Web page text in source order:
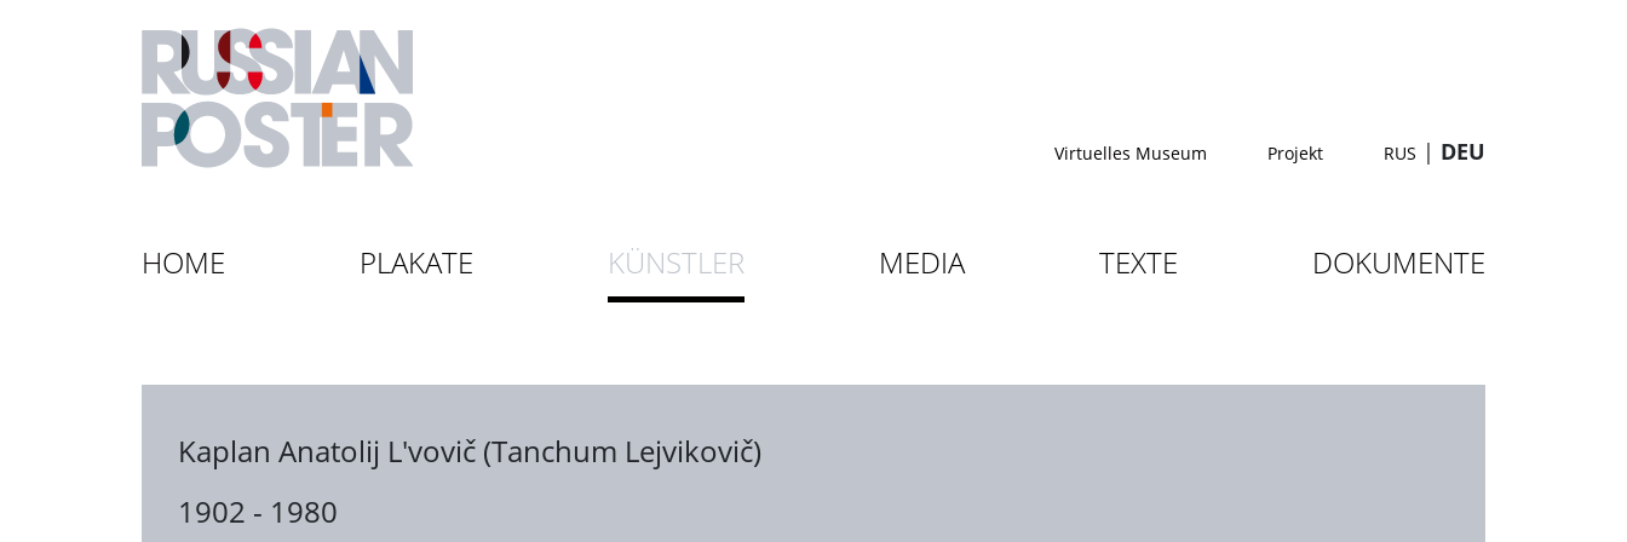
Virtuelles Museum Projekt RUS | DEU
HOME PLAKATE KÜNSTLER MEDIA TEXTE DOKUMENTE
Kaplan Anatolij L'vovič (Tanchum Lejvikovič)
1902 - 1980